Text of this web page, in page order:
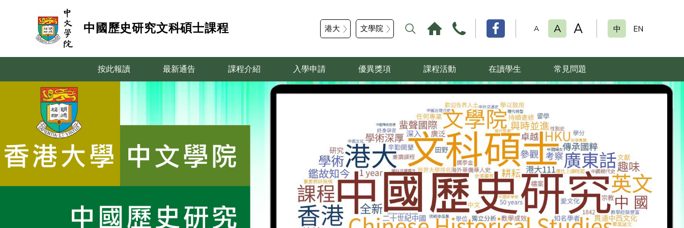
中國歷史研究文科碩士課程
到
輸
港大 文學院 A A A 中 EN
按此報讀 最新通告 課程介紹 入學申請 優異獎項 課程活動 在讀學生 常見問題